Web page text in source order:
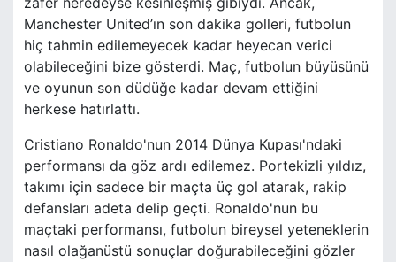
Manchester United’ın son dakika golleri, futbolun
hiç tahmin edilemeyecek kadar heyecan verici
olabileceğini bize gösterdi. Maç, futbolun büyüsünü
ve oyunun son düdüğe kadar devam ettiğini
herkese hatırlattı.
Cristiano Ronaldo'nun 2014 Dünya Kupası'ndaki
performansı da göz ardı edilemez. Portekizli yıldız,
takımı için sadece bir maçta üç gol atarak, rakip
defansları adeta delip geçti. Ronaldo'nun bu
maçtaki performansı, futbolun bireysel yeteneklerin
nasıl olağanüstü sonuçlar doğurabileceğini gözler